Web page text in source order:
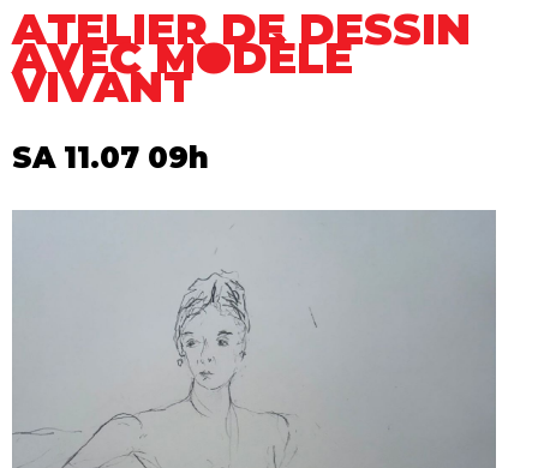
ATELIER DE DESSIN
AVEC MODÈLE
VIVANT
SA 11.07 09h